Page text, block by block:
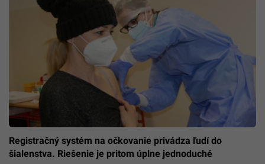
Registračný systém na očkovanie privádza ľudí do
šialenstva. Riešenie je pritom úplne jednoduché